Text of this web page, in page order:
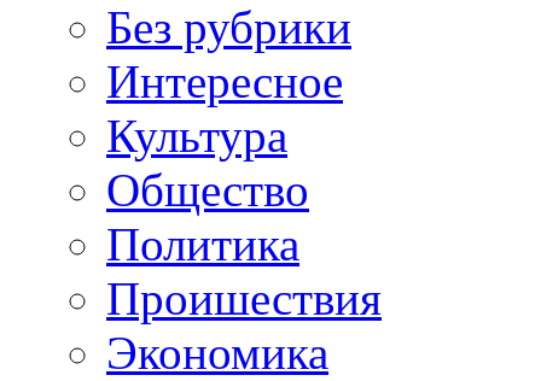
Без рубрики
Интересное
Культура
Общество
Политика
Проишествия
Экономика